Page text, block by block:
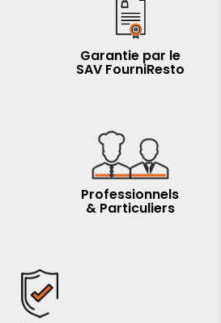
Garantie par le
SAV FourniResto
Professionnels
& Particuliers